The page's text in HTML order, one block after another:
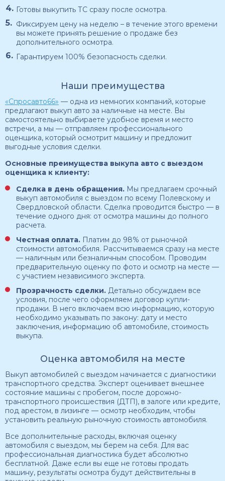
Готовы выкупить ТС сразу после осмотра.
Фиксируем цену на неделю – в течение этого времени
вы можете принять решение о продаже без
дополнительного осмотра.
Гарантируем 100% безопасность сделки.
Наши преимущества
«Спросавто66» — одна из немногих компаний, которые
предлагают выкуп авто за наличные на месте. Вы
самостоятельно выбираете удобное время и место
встречи, а мы — отправляем профессионального
оценщика, который осмотрит машину и предложит
выгодные условия сделки.
Основные преимущества выкупа авто с выездом
оценщика к клиенту:
Сделка в день обращения. Мы предлагаем срочный
выкуп автомобиля с выездом по всему Полевскому и
Свердловской области. Сделка проводится быстро — в
течение одного дня: от осмотра машины до полного
расчета.
Честная оплата. Платим до 98% от рыночной
стоимости автомобиля. Рассчитываемся сразу на месте
— наличным или безналичным способом. Проводим
предварительную оценку по фото и осмотр на месте —
с участием независимого эксперта.
Прозрачность сделки. Детально обсуждаем все
условия, после чего оформляем договор купли-
продажи. В него включаем всю информацию, которую
необходимо указывать по закону: дату и место
заключения, информацию об автомобиле, стоимость
выкупа.
Оценка автомобиля на месте
Выкуп автомобилей с выездом начинается с диагностики
транспортного средства. Эксперт оценивает внешнее
состояние машины с пробегом, после дорожно-
транспортного происшествия (ДТП), в залоге или кредите,
под арестом, в лизинге — осмотр необходим, чтобы
установить реальную рыночную стоимость автомобиля.
Все дополнительные расходы, включая оценку
автомобиля с выездом, мы берем на себя. Для вас
профессиональная диагностика будет абсолютно
бесплатной. Даже если вы еще не готовы продать
машину, результаты осмотра будут действительны в